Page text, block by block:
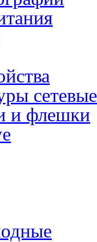
сетевые
и флешки